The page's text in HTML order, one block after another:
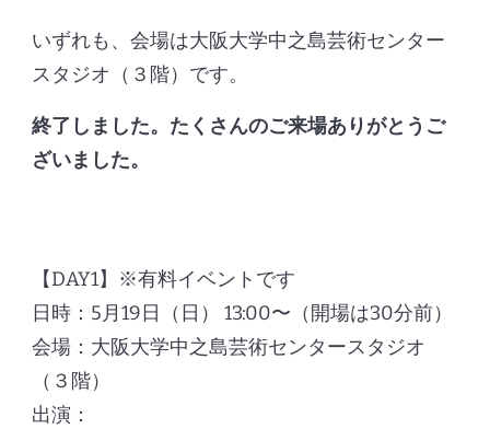
いずれも、会場は大阪大学中之島芸術センター
スタジオ（３階）です。
終了しました。たくさんのご来場ありがとうご
ざいました。
【DAY1】※有料イベントです
日時：5月19日（日） 13:00〜（開場は30分前）
会場：大阪大学中之島芸術センタースタジオ
（３階）
出演：